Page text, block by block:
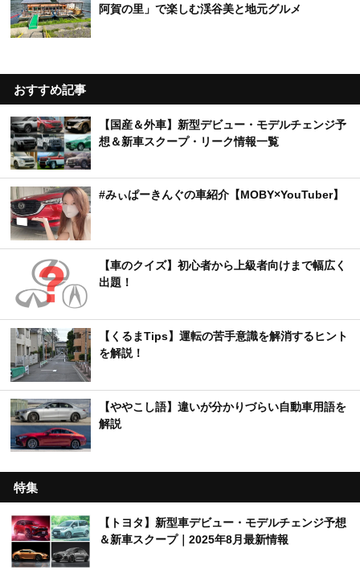
阿賀の里」で楽しむ渓谷美と地元グルメ
おすすめ記事
【国産＆外車】新型デビュー・モデルチェンジ予
想＆新車スクープ・リーク情報一覧
#みぃぱーきんぐの車紹介【MOBY×YouTuber】
【車のクイズ】初心者から上級者向けまで幅広く
出題！
【くるまTips】運転の苦手意識を解消するヒント
を解説！
【ややこし語】違いが分かりづらい自動車用語を
解説
特集
【トヨタ】新型車デビュー・モデルチェンジ予想
＆新車スクープ｜2025年8月最新情報